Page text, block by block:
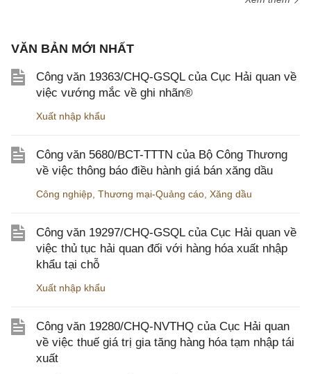
VĂN BẢN MỚI NHẤT
Công văn 19363/CHQ-GSQL của Cục Hải quan về
việc vướng mắc về ghi nhãn®
Xuất nhập khẩu
Công văn 5680/BCT-TTTN của Bộ Công Thương
về việc thông báo điều hành giá bán xăng dầu
Công nghiệp Thương mại-Quảng cáo Xăng dầu
Công văn 19297/CHQ-GSQL của Cục Hải quan về
việc thủ tục hải quan đối với hàng hóa xuất nhập
khẩu tại chỗ
Xuất nhập khẩu
Công văn 19280/CHQ-NVTHQ của Cục Hải quan
về việc thuế giá trị gia tăng hàng hóa tạm nhập tái
xuất